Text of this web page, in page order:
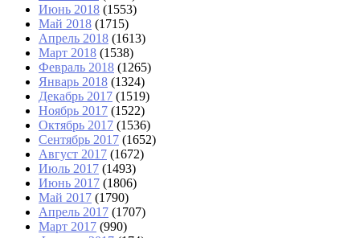
Июнь 2018 (1553)
Май 2018 (1715)
Апрель 2018 (1613)
Март 2018 (1538)
Февраль 2018 (1265)
Январь 2018 (1324)
Декабрь 2017 (1519)
Ноябрь 2017 (1522)
Октябрь 2017 (1536)
Сентябрь 2017 (1652)
Август 2017 (1672)
Июль 2017 (1493)
Июнь 2017 (1806)
Май 2017 (1790)
Апрель 2017 (1707)
Март 2017 (990)